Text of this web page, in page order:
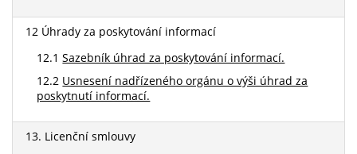
12 Úhrady za poskytování informací
12.1Sazebník úhrad za poskytování informací.
12.2 Usnesení nadřízeného orgánu o výši úhrad za
poskytnutí informací.
13. Licenční smlouvy